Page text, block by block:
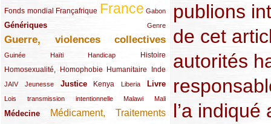
Fonds mondial
(48/289) Françafrique
(39/289) France
(289/289) Gabon
(12/289)
Génériques
(59/289) Genre
(22/289)
Guerre, violences collectives
(149/289)
Guinée
(12/289) Haïti
(15/289) Handicap
(10/289) Histoire
(49/289)
Homosexualité, Homophobie
(44/289) Humanitaire
(47/289) Inde
(34/289)
JAIV
(10/289)Jeunesse
(21/289) Justice
(65/289) Kenya
(35/289) Liberia
(25/289) Livre
(62/289)
Lois transmission intentionnelle
(24/289) Malawi
(11/289) Mali
(21/289)
Médecine
(62/289) Médicament, Traitements
(142/289)
publions
de cet
autorités
l’a